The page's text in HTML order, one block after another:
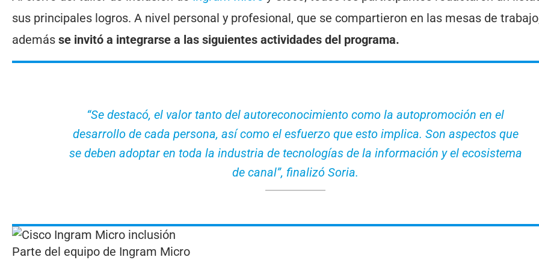
sus principales logros. A nivel personal y profesional, que se compartieron en las mesas de
además se invitó a integrarse a las siguientes actividades del programa.
“Se destacó, el valor tanto del autoreconocimiento como la autopromoción en el
desarrollo de cada persona, así como el esfuerzo que esto implica. Son aspectos que
se deben adoptar en toda la industria de tecnologías de la información y el ecosistema
de canal”, finalizó Soria.
Parte del equipo de Ingram Micro